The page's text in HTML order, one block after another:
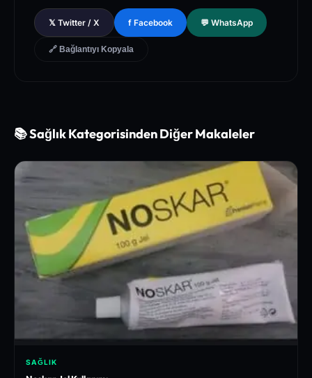
[3]
The Lancet - Global Health and Preventive Medicine Guidel
ines for Chronic Metabolic Syndrome Management
𝕏 Twitter / X f Facebook 💬 WhatsApp
🔗 Bağlantıyı Kopyala
📚 Sağlık Kategorisinden Diğer Makaleler
SAĞLIK